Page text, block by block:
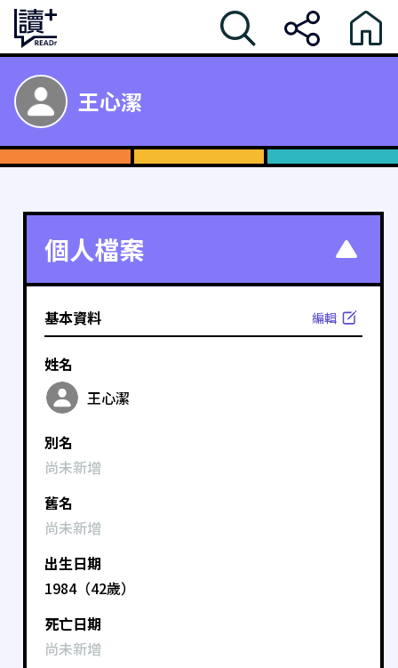
王心潔
個人檔案
基本資料 編輯
姓名
王心潔
別名
尚未新增
舊名
尚未新增
出生日期
1984（42歲）
死亡日期
尚未新增